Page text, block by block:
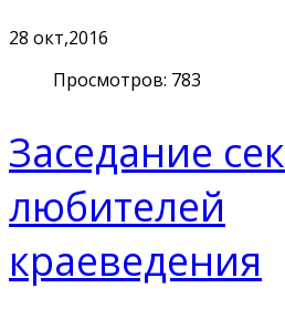
28 окт,2016
Просмотров: 783
Заседание
любителей
краеведения